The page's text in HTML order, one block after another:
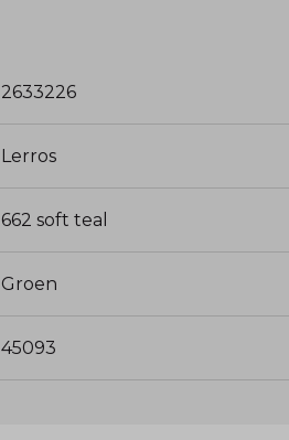
2633226
Lerros
662 soft teal
Groen
45093